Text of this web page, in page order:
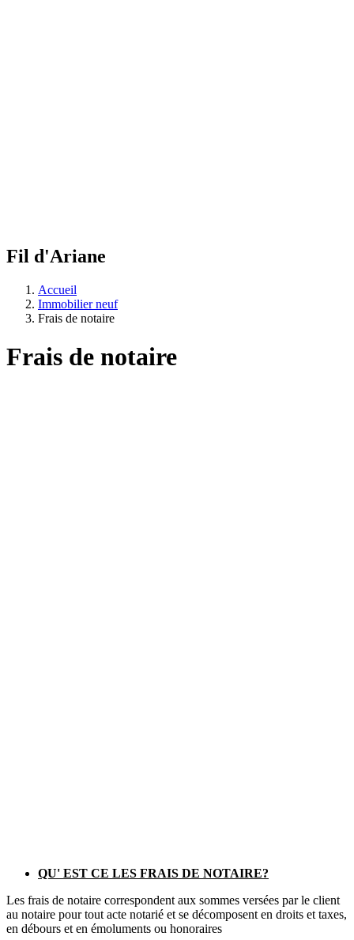
Fil d'Ariane
Accueil
Immobilier neuf
Frais de notaire
Frais de notaire
QU' EST CE LES FRAIS DE NOTAIRE?
Les frais de notaire correspondent aux sommes versées par le client
au notaire pour tout acte notarié et se décomposent en droits et taxes,
en débours et en émoluments ou honoraires